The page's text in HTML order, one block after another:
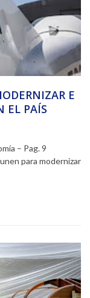
E
EL PAÍS
– Pag. 9
para modernizar